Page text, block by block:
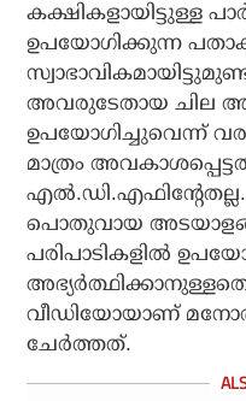
കക്ഷികളായിട്ടുള്ള
ഉപയോഗിക്കുന്ന
അവരുടേതായ ചില
ഉപയോഗിച്ചുവെന്ന്
മാത്രം
പൊതുവായ
പരിപാടികളില്‍
വീഡിയോയാണ്
ചേര്‍ത്തത്.